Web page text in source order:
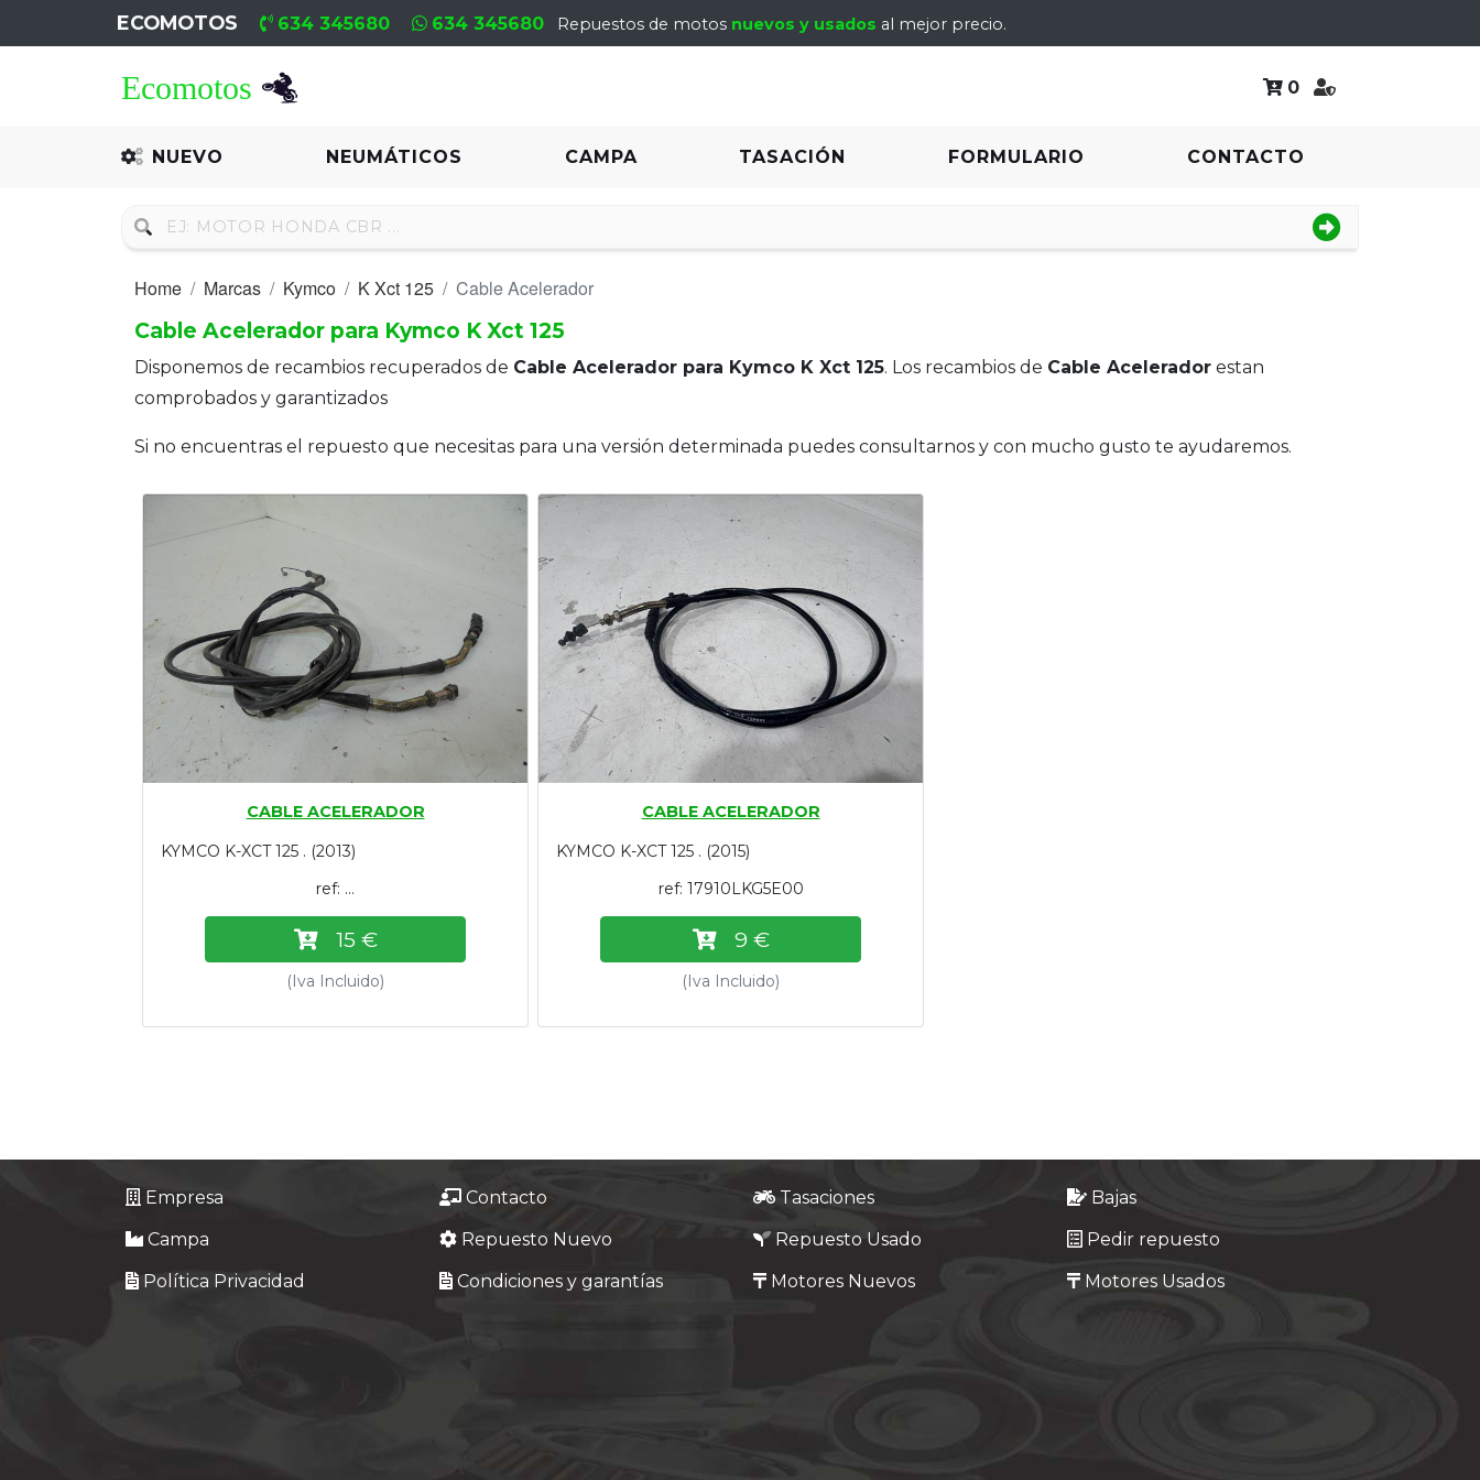
ECOMOTOS 634 345680 634 345680 Repuestos de motos nuevos y usados al mejor precio.
0
NUEVO NEUMÁTICOS CAMPA TASACIÓN FORMULARIO CONTACTO
Recambio
Neumáticos
Motores
Motores
Formulario
Empresa
Home Marcas Kymco K Xct 125
Cable Acelerador
Cable Acelerador para Kymco K Xct 125
Disponemos de recambios recuperados de Cable Acelerador para Kymco K Xct 125. Los recambios de Cable Acelerador estan
comprobados y garantizados
Si no encuentras el repuesto que necesitas para una versión determinada puedes consultarnos y con mucho gusto te ayudaremos.
CABLE ACELERADOR
KYMCO K-XCT 125 . (2013)
ref: ...
15 €
(Iva Incluido)
CABLE ACELERADOR
KYMCO K-XCT 125 . (2015)
ref: 17910LKG5E00
9 €
(Iva Incluido)
Empresa Contacto Tasaciones
Bajas
Campa
Repuesto Nuevo Repuesto Usado
Pedir repuesto
Política Privacidad
Condiciones y garantías Motores Nuevos Motores Usados